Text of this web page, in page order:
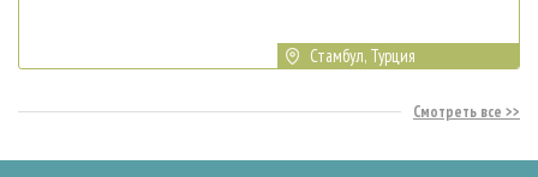
Стамбул, Турция
Смотреть все